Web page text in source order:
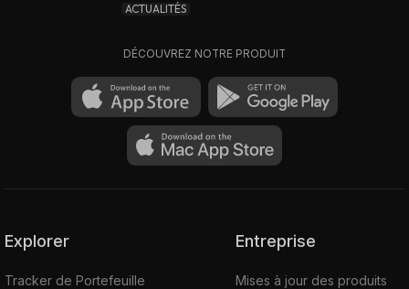
ACTUALITÉS
DÉCOUVREZ NOTRE PRODUIT
Explorer
Tracker de Portefeuille
Entreprise
Mises à jour des produits